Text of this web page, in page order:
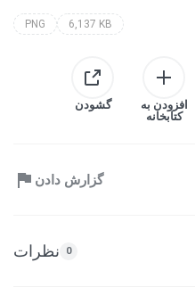
PNG 6,137 KB
گشودن
افزودن به
کتابخانه
گزارش دادن
نظرات 0